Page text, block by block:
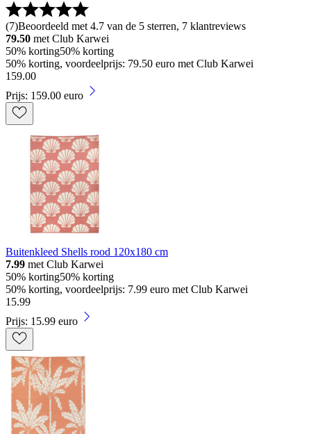
(7)Beoordeeld met 4.7 van de 5 sterren, 7 klantreviews
79.50 met Club Karwei
50% korting50% korting
50% korting, voordeelprijs: 79.50 euro met Club Karwei
159.00
Prijs: 159.00 euro
Buitenkleed Shells rood 120x180 cm
7.99 met Club Karwei
50% korting50% korting
50% korting, voordeelprijs: 7.99 euro met Club Karwei
15.99
Prijs: 15.99 euro